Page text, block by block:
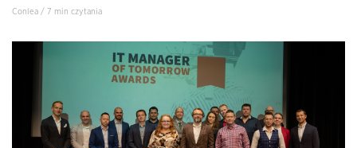
Conlea / 7 min czytania